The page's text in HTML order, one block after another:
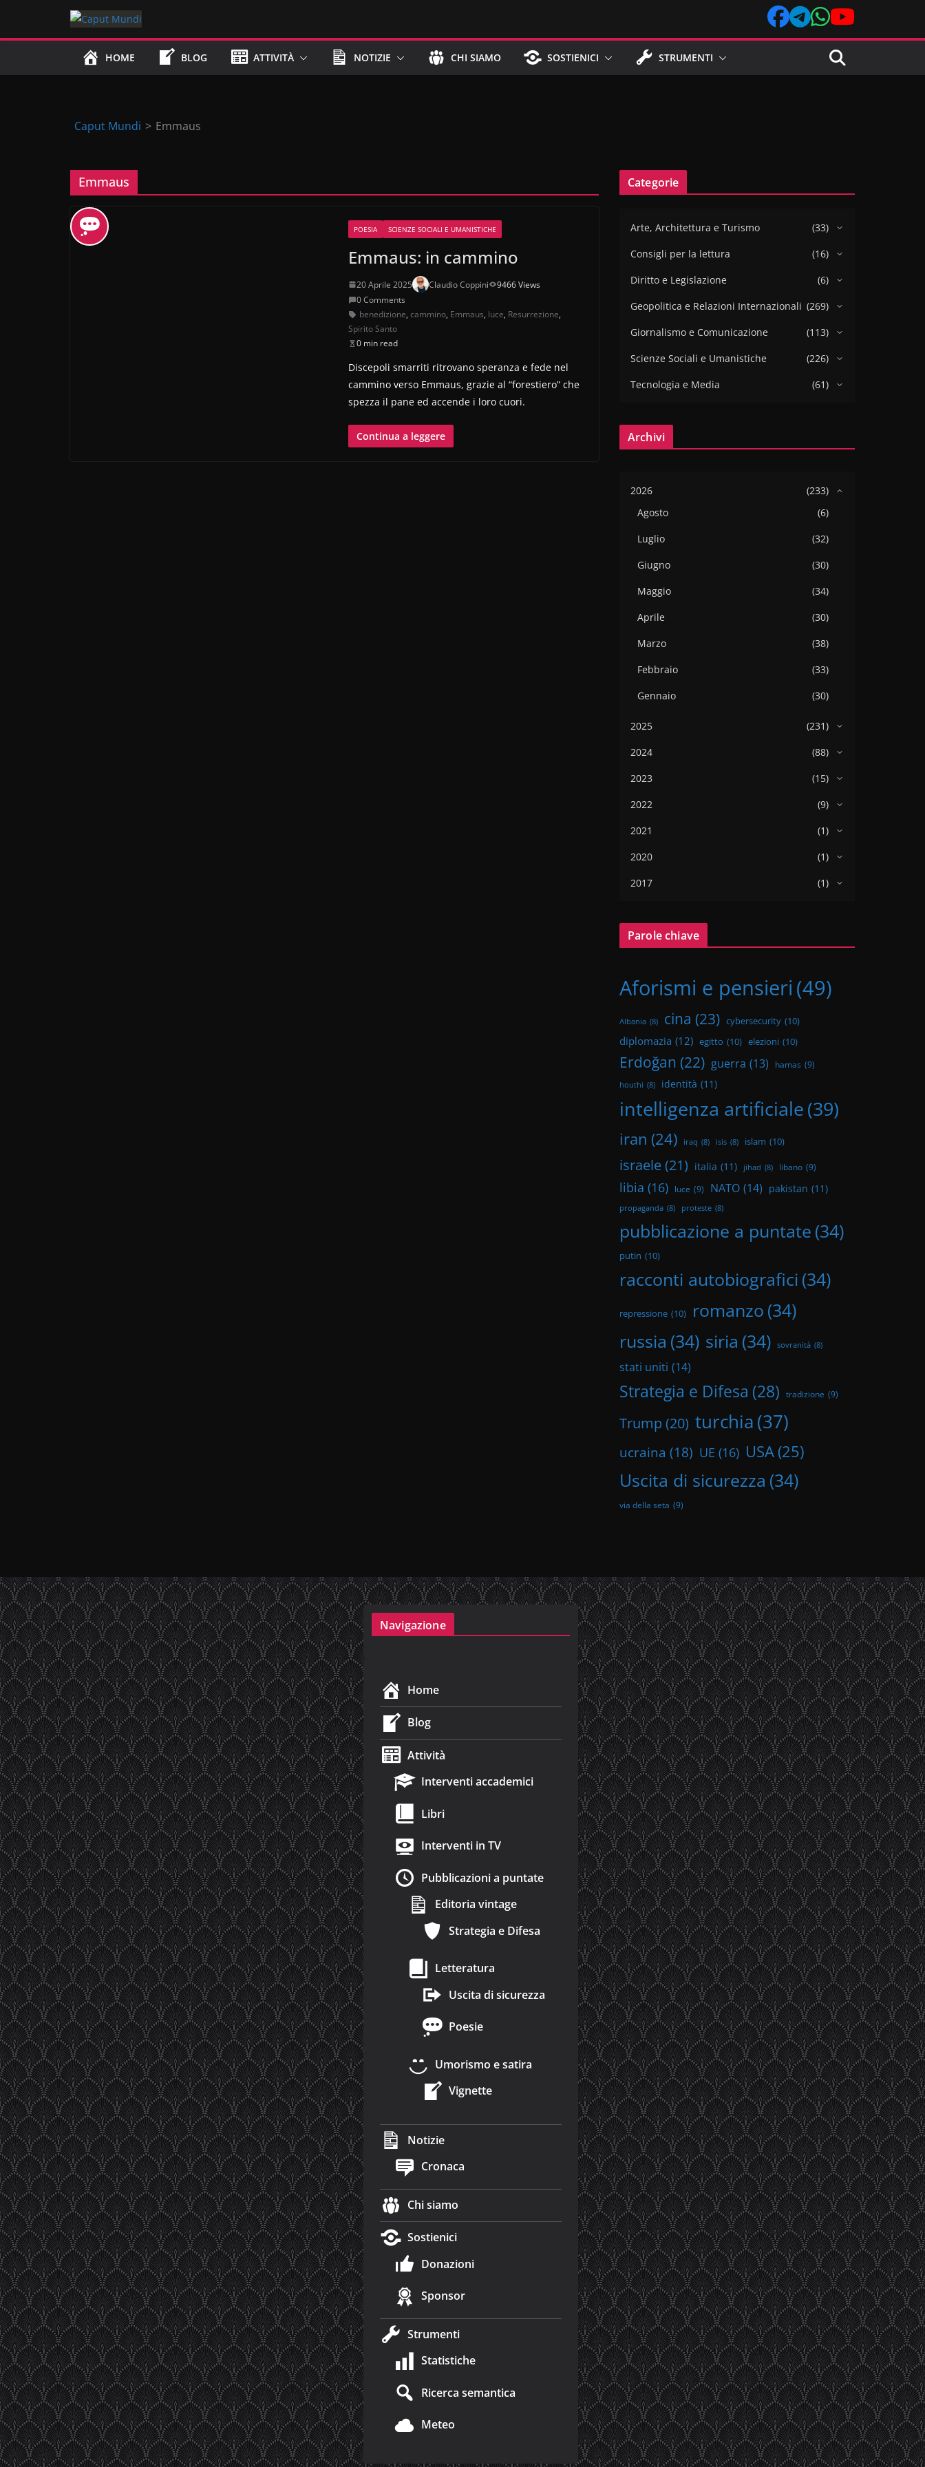
HOME BLOG ATTIVITÀ NOTIZIE CHI SIAMO SOSTIENICI STRUMENTI
Caput Mundi > Emmaus
Emmaus
POESIA SCIENZE SOCIALI E UMANISTICHE
Emmaus: in cammino
20 Aprile 2025 Claudio Coppini
9466 Views
0 Comments
benedizione, cammino, Emmaus, luce, Resurrezione,
Spirito Santo
0 min read
Discepoli smarriti ritrovano speranza e fede nel
cammino verso Emmaus, grazie al “forestiero” che
spezza il pane ed accende i loro cuori.
Continua a leggere
Categorie
Arte, Architettura e Turismo
(33)
Consigli per la lettura
(16)
Diritto e Legislazione
(6)
Geopolitica e Relazioni Internazionali (269)
Giornalismo e Comunicazione
(113)
Scienze Sociali e Umanistiche
(226)
Tecnologia e Media
(61)
Archivi
2026
(233)
Agosto
(6)
Luglio
(32)
Giugno
(30)
Maggio
(34)
Aprile
(30)
Marzo
(38)
Febbraio
(33)
Gennaio
(30)
2025
(231)
2024
(88)
2023
(15)
2022
(9)
2021
(1)
2020
(1)
2017
(1)
Parole chiave
Aforismi e pensieri (49)
Albania (8) cina (23) cybersecurity (10)
diplomazia (12) egitto (10) elezioni (10)
Erdoğan (22) guerra (13) hamas (9)
houthi (8) identità (11)
intelligenza artificiale(39)
iran (24) iraq (8) isis (8) islam (10)
israele(21) italia (11) jihad (8) libano (9)
libia (16) luce (9) NATO (14) pakistan (11)
propaganda (8) proteste (8)
pubblicazione a puntate (34)
putin (10)
racconti autobiografici (34)
repressione (10) romanzo (34)
russia (34) siria (34) sovranità (8)
stati uniti (14)
Strategia e Difesa (28) tradizione (9)
Trump (20) turchia(37)
ucraina (18) UE (16) USA (25)
Uscita di sicurezza (34)
via della seta (9)
Navigazione
Home
Blog
Attività
Interventi accademici
Libri
Interventi in TV
Pubblicazioni a puntate
Editoria vintage
Strategia e Difesa
Letteratura
Uscita di sicurezza
Poesie
Umorismo e satira
Vignette
Notizie
Cronaca
Chi siamo
Sostienici
Donazioni
Sponsor
Strumenti
Statistiche
Ricerca semantica
Meteo